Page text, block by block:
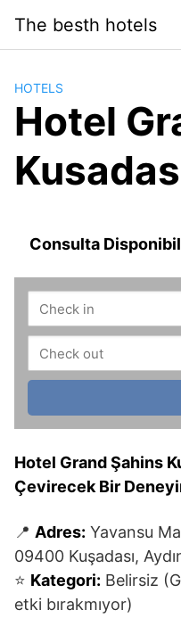
contenido
The besth hotels
HOTELS
Hotel
Consulta
Hotel Grand Şahins
Çevirecek Bir
📍 Adres: Yavansu
09400 Kuşadası,
⭐ Kategori: Belirsiz
etki bırakmıyor)